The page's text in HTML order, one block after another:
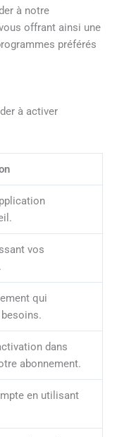
à notre
offrant ainsi une
préférés
à activer
vos
qui
dans
abonnement.
en utilisant